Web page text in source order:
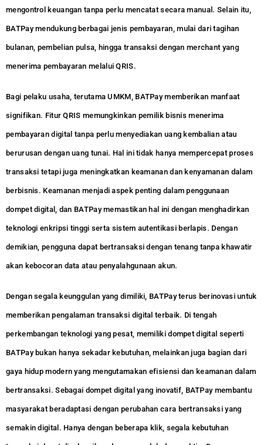
mengontrol keuangan tanpa perlu mencatat secara manual. Selain itu,
BATPay mendukung berbagai jenis pembayaran, mulai dari tagihan
bulanan, pembelian pulsa, hingga transaksi dengan merchant yang
menerima pembayaran melalui QRIS.
Bagi pelaku usaha, terutama UMKM, BATPay memberikan manfaat
signifikan. Fitur QRIS memungkinkan pemilik bisnis menerima
pembayaran digital tanpa perlu menyediakan uang kembalian atau
berurusan dengan uang tunai. Hal ini tidak hanya mempercepat proses
transaksi tetapi juga meningkatkan keamanan dan kenyamanan dalam
berbisnis. Keamanan menjadi aspek penting dalam penggunaan
dompet digital, dan BATPay memastikan hal ini dengan menghadirkan
teknologi enkripsi tinggi serta sistem autentikasi berlapis. Dengan
demikian, pengguna dapat bertransaksi dengan tenang tanpa khawatir
akan kebocoran data atau penyalahgunaan akun.
Dengan segala keunggulan yang dimiliki, BATPay terus berinovasi untuk
memberikan pengalaman transaksi digital terbaik. Di tengah
perkembangan teknologi yang pesat, memiliki dompet digital seperti
BATPay bukan hanya sekadar kebutuhan, melainkan juga bagian dari
gaya hidup modern yang mengutamakan efisiensi dan keamanan dalam
bertransaksi. Sebagai dompet digital yang inovatif, BATPay membantu
masyarakat beradaptasi dengan perubahan cara bertransaksi yang
semakin digital. Hanya dengan beberapa klik, segala kebutuhan